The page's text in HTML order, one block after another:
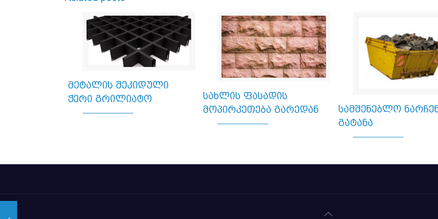
მეტალის შეკიდული
ჭერი გრილიატო
სახლის ფასადის
მოპირკეთება გარედან
სამშენებლო
გატანა